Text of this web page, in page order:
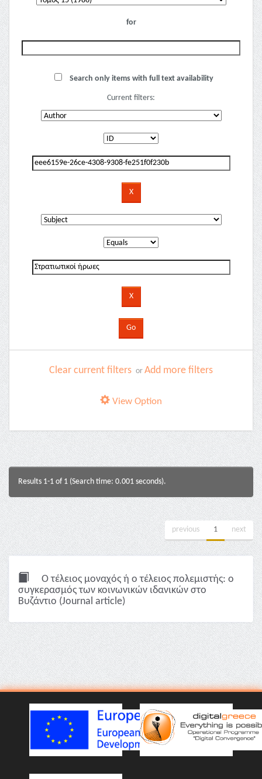
for
Search only items with full text availability
Current filters:
Clear current filters or Add more filters
View Option
Results 1-1 of 1 (Search time: 0.001 seconds).
previous 1 next
Ο τέλειος μοναχός ή ο τέλειος πολεμιστής: ο
συγκερασμός των κοινωνικών ιδανικών στο
Βυζάντιο (Journal article)